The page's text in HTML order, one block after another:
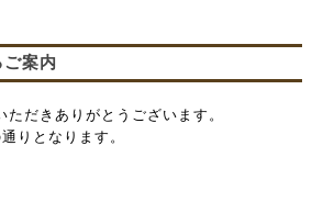
案内
ただきありがとうございます。
りとなります。